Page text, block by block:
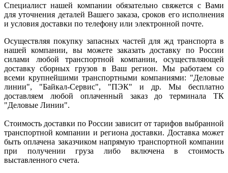
Специалист нашей компании обязательно свяжется с Вами
для уточнения деталей Вашего заказа, сроков его исполнения
и условия доставки по телефону или электронной почте.
Осуществляя покупку запасных частей для жд транспорта в
нашей компании, вы можете заказать доставку по России
силами любой транспортной компании, осуществляющей
доставку сборных грузов в Ваш регион. Мы работаем со
всеми крупнейшими транспортными компаниями: "Деловые
линии", "Байкал-Сервис", "ПЭК" и др. Мы бесплатно
доставляем любой оплаченный заказ до терминала ТК
"Деловые Линии".
Стоимость доставки по России зависит от тарифов выбранной
транспортной компании и региона доставки. Доставка может
быть оплачена заказчиком напрямую транспортной компании
при получении груза либо включена в стоимость
выставленного счета.